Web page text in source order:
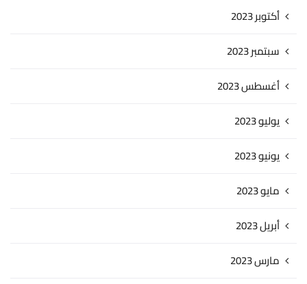
أكتوبر 2023
سبتمبر 2023
أغسطس 2023
يوليو 2023
يونيو 2023
مايو 2023
أبريل 2023
مارس 2023